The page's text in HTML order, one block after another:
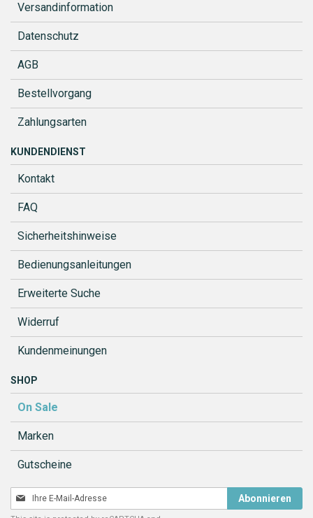
Versandinformation
Datenschutz
AGB
Bestellvorgang
Zahlungsarten
KUNDENDIENST
Kontakt
FAQ
Sicherheitshinweise
Bedienungsanleitungen
Erweiterte Suche
Widerruf
Kundenmeinungen
SHOP
On Sale
Marken
Gutscheine
Melden
Sie
Abonnieren